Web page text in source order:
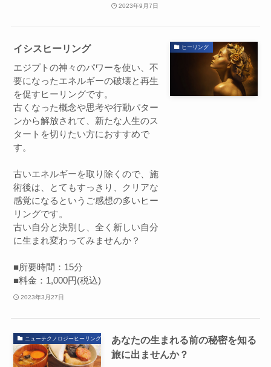
2023年9月7日
ヒーリング
イシスヒーリング
エジプトの神々のパワーを使い、不
要になったエネルギーの破壊と再生
を促すヒーリングです。
古くなった概念や思考や行動パター
ンから解放されて、新たな人生のス
タートを切りたい方におすすめで
す。
古いエネルギーを取り除くので、施
術後は、とてもすっきり、クリアな
感覚になるというご感想の多いヒー
リングです。
古い自分と決別し、全く新しい自分
に生まれ変わってみませんか？
■所要時間：15分
■料金：1,000円(税込)
2023年3月27日
ニューテクノロジーヒーリングシステムあなたの生まれる前の秘密を知る
旅に出ませんか？